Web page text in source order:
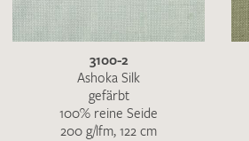
3100-2
Ashoka Silk
gefärbt
100% reine Seide
200 g/lfm, 122 cm